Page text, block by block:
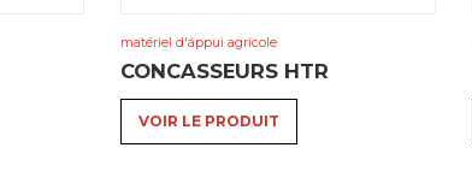
matériel d'áppui agricole
CONCASSEURS HTR
VOIR LE PRODUIT